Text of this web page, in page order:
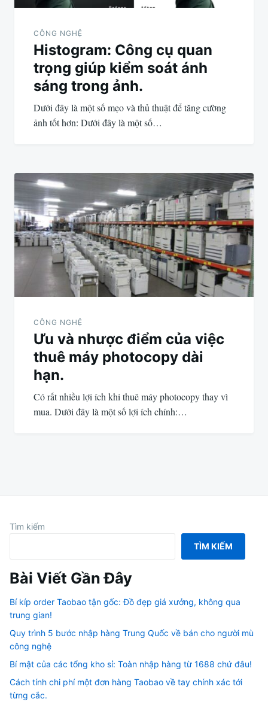
CÔNG NGHỆ
Histogram: Công cụ quan
trọng giúp kiểm soát ánh
sáng trong ảnh.
Dưới đây là một số mẹo và thủ thuật để tăng cường
ảnh tốt hơn: Dưới đây là một số…
CÔNG NGHỆ
Ưu và nhược điểm của việc
thuê máy photocopy dài
hạn.
Có rất nhiều lợi ích khi thuê máy photocopy thay vì
mua. Dưới đây là một số lợi ích chính:…
Tìm kiếm
TÌM KIẾM
Bài Viết Gần Đây
Bí kíp order Taobao tận gốc: Đồ đẹp giá xưởng, không qua
trung gian!
Quy trình 5 bước nhập hàng Trung Quốc về bán cho người mù
công nghệ
Bí mật của các tổng kho sỉ: Toàn nhập hàng từ 1688 chứ đâu!
Cách tính chi phí một đơn hàng Taobao về tay chính xác tới
từng cắc.